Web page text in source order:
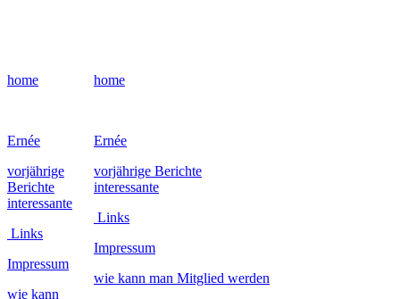
home
Ernée
vorjährige
Berichte
interessante
Links
Impressum
wie kann
home
Ernée
vorjährige Berichte
interessante
Links
Impressum
wie kann man Mitglied werden